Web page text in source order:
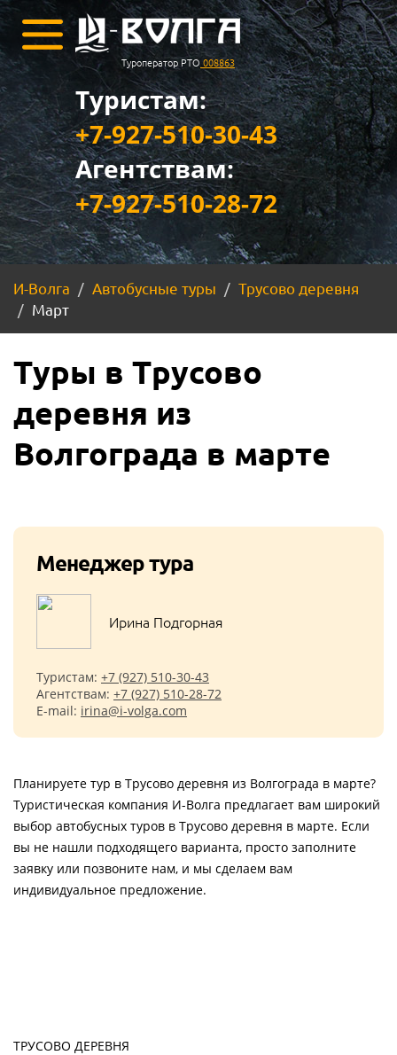
Туроператор РТО 008863
Туристам:
+7-927-510-30-43
Агентствам:
+7-927-510-28-72
И-Волга Автобусные туры
Трусово деревня
Март
Туры в Трусово
деревня из
Волгограда в марте
Менеджер тура
Ирина Подгорная
Туристам: +7 (927) 510-30-43
Агентствам: +7 (927) 510-28-72
E-mail: irina@i-volga.com
Планируете тур в Трусово деревня из Волгограда в марте?
Туристическая компания И-Волга предлагает вам широкий
выбор автобусных туров в Трусово деревня в марте. Если
вы не нашли подходящего варианта, просто заполните
заявку или позвоните нам, и мы сделаем вам
индивидуальное предложение.
ТРУСОВО ДЕРЕВНЯ